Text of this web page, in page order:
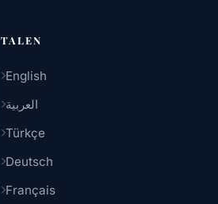
TALEN
English
العربية
Türkçe
Deutsch
Français